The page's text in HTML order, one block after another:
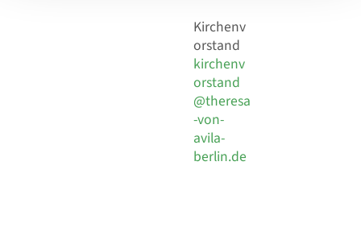
Kirchenv
orstand
kirchenv
orstand
@theresa
-von-
avila-
berlin.de